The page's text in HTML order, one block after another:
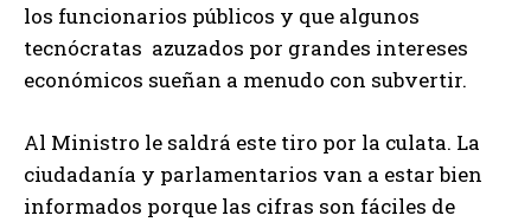
los funcionarios públicos y que algunos
tecnócratas azuzados por grandes intereses
económicos sueñan a menudo con subvertir.
Al Ministro le saldrá este tiro por la culata. La
ciudadanía y parlamentarios van a estar bien
informados porque las cifras son fáciles de